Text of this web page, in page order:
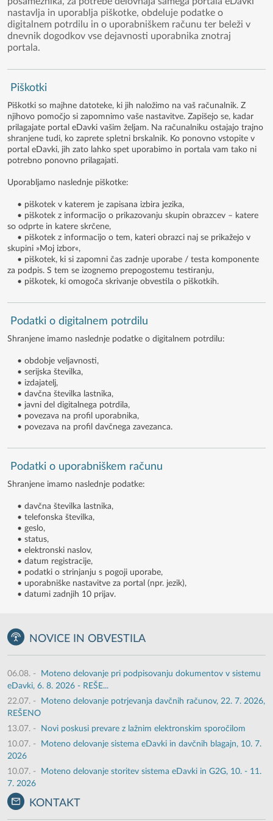
nastavlja in uporablja piškotke, obdeluje podatke o
digitalnem potrdilu in o uporabniškem računu ter beleži v
dnevnik dogodkov vse dejavnosti uporabnika znotraj
portala.
Piškotki
Piškotki so majhne datoteke, ki jih naložimo na vaš računalnik. Z
njihovo pomočjo si zapomnimo vaše nastavitve. Zapišejo se, kadar
prilagajate portal eDavki vašim željam. Na računalniku ostajajo trajno
shranjene tudi, ko zaprete spletni brskalnik. Ko ponovno vstopite v
portal eDavki, jih zato lahko spet uporabimo in portala vam tako ni
potrebno ponovno prilagajati.
Uporabljamo naslednje piškotke:
• piškotek v katerem je zapisana izbira jezika,
• piškotek z informacijo o prikazovanju skupin obrazcev – katere
so odprte in katere skrčene,
• piškotek z informacijo o tem, kateri obrazci naj se prikažejo v
skupini »Moj izbor«,
• piškotek, ki si zapomni čas zadnje uporabe / testa komponente
za podpis. S tem se izognemo prepogostemu testiranju,
• piškotek, ki omogoča skrivanje obvestila o piškotkih.
Podatki o digitalnem potrdilu
Shranjene imamo naslednje podatke o digitalnem potrdilu:
• obdobje veljavnosti,
• serijska številka,
• izdajatelj,
• davčna številka lastnika,
• javni del digitalnega potrdila,
• povezava na profil uporabnika,
• povezava na profil davčnega zavezanca.
Podatki o uporabniškem računu
Shranjene imamo naslednje podatke:
• davčna številka lastnika,
• telefonska številka,
• geslo,
• status,
• elektronski naslov,
• datum registracije,
• podatki o strinjanju s pogoji uporabe,
• uporabniške nastavitve za portal (npr. jezik),
• datumi zadnjih 10 prijav.
NOVICE IN OBVESTILA
06.08. -
Moteno delovanje pri podpisovanju dokumentov v sistemu
eDavki, 6. 8. 2026 - REŠE...
22.07. -
Moteno delovanje potrjevanja davčnih računov, 22. 7. 2026,
REŠENO
13.07. -
Novi poskusi prevare z lažnim elektronskim sporočilom
10.07. -
Moteno delovanje sistema eDavki in davčnih blagajn, 10. 7.
2026
10.07. -
Moteno delovanje storitev sistema eDavki in G2G, 10. - 11.
7. 2026
KONTAKT